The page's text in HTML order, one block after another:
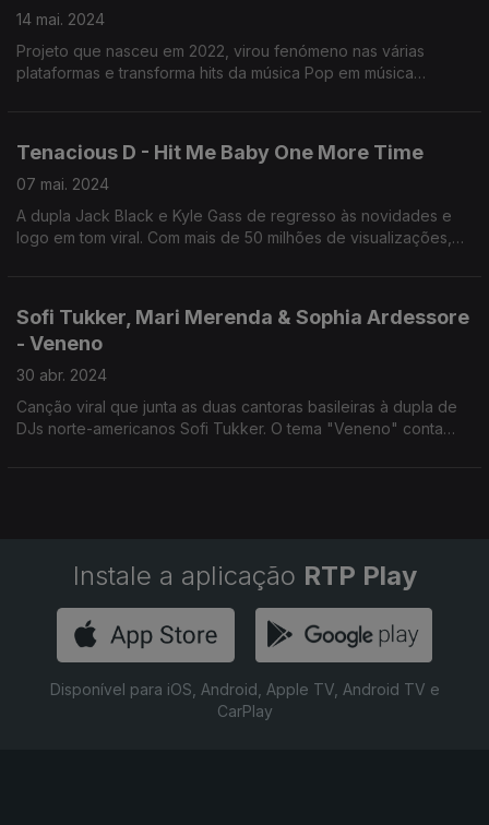
14 mai. 2024
Projeto que nasceu em 2022, virou fenómeno nas várias
plataformas e transforma hits da música Pop em música
Tenacious D - Hit Me Baby One More Time
07 mai. 2024
A dupla Jack Black e Kyle Gass de regresso às novidades e
logo em tom viral. Com mais de 50 milhões de visualizações,
Sofi Tukker, Mari Merenda & Sophia Ardessore
- Veneno
30 abr. 2024
Canção viral que junta as duas cantoras basileiras à dupla de
DJs norte-americanos Sofi Tukker. O tema "Veneno" conta
Instale a aplicação RTP Play
Disponível para iOS, Android, Apple TV, Android TV e
CarPlay